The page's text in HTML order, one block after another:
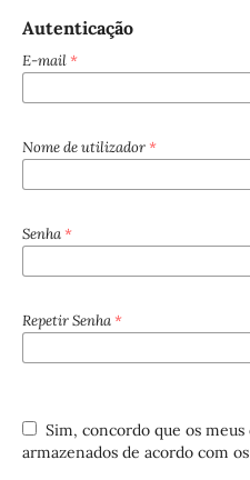
Autenticação
E-mail *
Nome de utilizador *
Senha *
Repetir Senha *
armazenados de acordo com os